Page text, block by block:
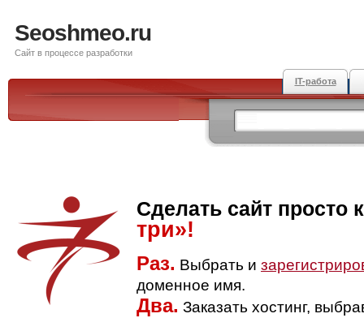
Seoshmeo.ru
Сайт в процессе разработки
IT-работа
Сделать сайт просто
три»!
Раз. Выбрать и
доменное имя.
Два. Заказать хостинг,